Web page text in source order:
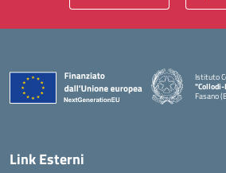
Istituto
Fasano
Link Esterni